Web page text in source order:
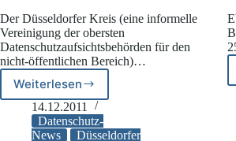
Der Düsseldorfer Kreis (eine informelle
Vereinigung der obersten
Datenschutzaufsichtsbehörden für den
nicht-öffentlichen Bereich)…
WeiterlesenDüsseldorfer
Kreis
äußert
sich
14.12.2011
Datenschutz-
News
Düsseldorfer